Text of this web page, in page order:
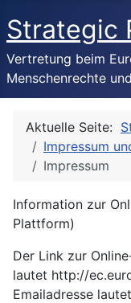
Strategic
Vertretung beim
Menschenrechte
Aktuelle Seite:
Impressum
Impressum
Information zur
Plattform)
Der Link zur
lautet http://
Emailadresse